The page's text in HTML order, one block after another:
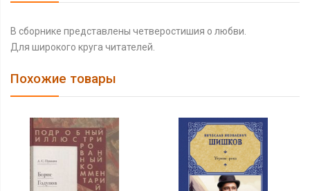
В сборнике представлены четверостишия о любви.
Для широкого круга читателей.
Похожие товары